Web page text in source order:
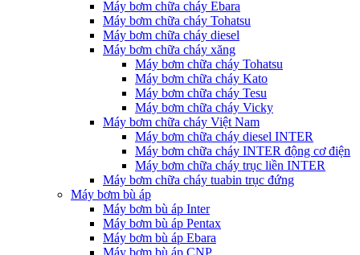
Máy bơm chữa cháy Ebara
Máy bơm chữa cháy Tohatsu
Máy bơm chữa cháy diesel
Máy bơm chữa cháy xăng
Máy bơm chữa cháy Tohatsu
Máy bơm chữa cháy Kato
Máy bơm chữa cháy Tesu
Máy bơm chữa cháy Vicky
Máy bơm chữa cháy Việt Nam
Máy bơm chữa cháy diesel INTER
Máy bơm chữa cháy INTER động cơ điện
Máy bơm chữa cháy trục liền INTER
Máy bơm chữa cháy tuabin trục đứng
Máy bơm bù áp
Máy bơm bù áp Inter
Máy bơm bù áp Pentax
Máy bơm bù áp Ebara